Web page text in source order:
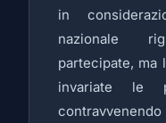
in
nazionale
partecipate, ma
invariate le